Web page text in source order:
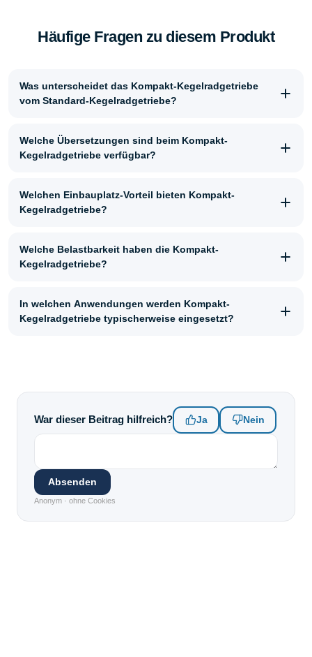
Häufige Fragen zu diesem Produkt
Was unterscheidet das Kompakt-Kegelradgetriebe
vom Standard-Kegelradgetriebe?
Welche Übersetzungen sind beim Kompakt-
Kegelradgetriebe verfügbar?
Welchen Einbauplatz-Vorteil bieten Kompakt-
Kegelradgetriebe?
Welche Belastbarkeit haben die Kompakt-
Kegelradgetriebe?
In welchen Anwendungen werden Kompakt-
Kegelradgetriebe typischerweise eingesetzt?
War dieser Beitrag hilfreich? Ja Nein
Absenden
Anonym · ohne Cookies